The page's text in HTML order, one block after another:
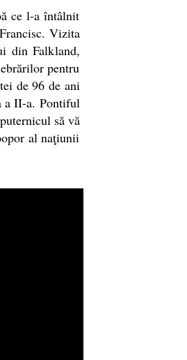
ce l-a întâlnit
Vizita
din Falkland,
pentru
de 96 de ani
a II-a. Pontiful
să vă
al naţiunii